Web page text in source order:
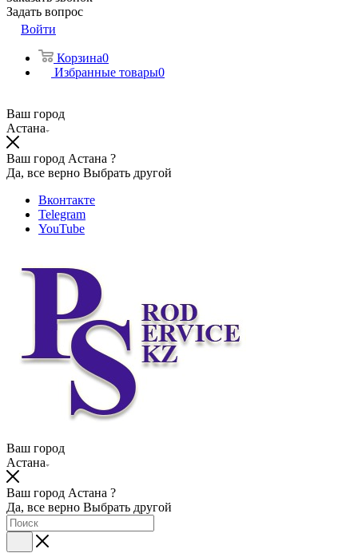
Задать вопрос
Войти
Корзина0
Избранные товары0
Ваш город
Астана
Ваш город Астана ?
Да, все верно Выбрать другой
Вконтакте
Telegram
YouTube
Ваш город
Астана
Ваш город Астана ?
Да, все верно Выбрать другой